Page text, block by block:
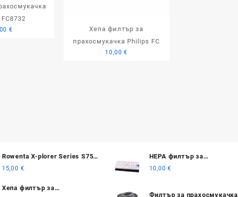
€
Хепа филтър за
прахосмукачка Philips FC
10,00€
Rowenta X-plorer Series S75s
/ S75s+ ъглова четка 2 бр.
15,00 €
Хепа филтър за
HEPA филтър за
прахосмукачки Rowenta
10,00€
Филтър за прахосмукачка